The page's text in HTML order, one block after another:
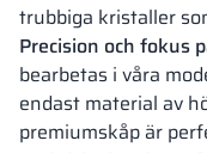
trubbiga kristaller
Precision och fokus
bearbetas i våra
endast material av
premiumskåp är